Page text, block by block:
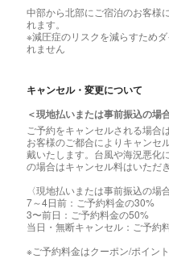
中部から北部にご宿泊のお客様
れます。
※減圧症のリスクを減らすため
れません
キャンセル・変更について
＜現地払いまたは事前振込の場
ご予約をキャンセルされる場合
お客様のご都合によりキャンセ
戴いたします。台風や海況悪化
の場合はキャンセル料はいただき
〈現地払いまたは事前振込の場合
7～4日前：ご予約料金の30%
3〜前日：ご予約料金の50%
当日・無断キャンセル：ご予約
※ご予約料金はクーポン/ポイン